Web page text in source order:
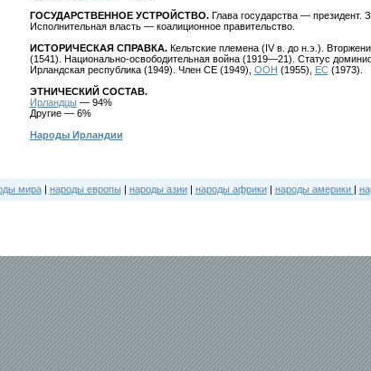
ГОСУДАРСТВЕННОЕ УСТРОЙСТВО.Глава государства — президент.
Исполнительная власть — коалиционное правительство.
ИСТОРИЧЕСКАЯ СПРАВКА.Кельтские племена (IV в. до н.э.).
(1541). Национально-освободительная война (1919—21). Статус
Ирландская республика (1949). Член СЕ (1949), ООН (1955), ЕС(1973).
ЭТНИЧЕСКИЙ СОСТАВ.
Ирландцы— 94%
Другие — 6%
Народы Ирландии
мира| народы европы | народы азии| народы африки| народы америки |